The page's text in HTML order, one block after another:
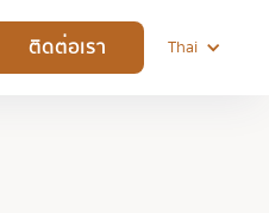
ติดต่อเรา Thai